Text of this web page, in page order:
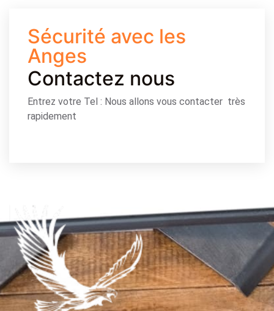
Sécurité avec les
Anges
Contactez nous
Entrez votre Tel : Nous allons vous contacter très
rapidement